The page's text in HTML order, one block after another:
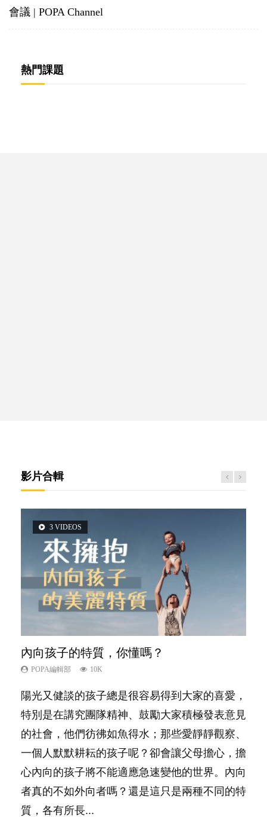
會議 | POPA Channel
熱門課題
影片合輯
3 VIDEOS
內向孩子的特質，你懂嗎？
POPA編輯部 10K
陽光又健談的孩子總是很容易得到大家的喜愛，
特別是在講究團隊精神、鼓勵大家積極發表意見
的社會，他們彷彿如魚得水；那些愛靜靜觀察、
一個人默默耕耘的孩子呢？卻會讓父母擔心，擔
心內向的孩子將不能適應急速變他的世界。內向
者真的不如外向者嗎？還是這只是兩種不同的特
質，各有所長...
5 VIDEOS
夫妻必看！經營婚姻，沒捷徑
POPA編輯部 22.9K
你是不是也曾經以為只要跟相愛的人結婚，就自
然能走到白頭，但生了孩子卻發現事情不如你所
料？ 經營婚姻，不如我們想像的簡單，卻也不
是大家說得那麼難。一起來認識婚姻的真相！...
6 VIDEOS
孩子能力天注定？
POPA編輯部 7.9K
很多父母都希望孩子係個「叻仔叻女」，學業別
太差，日常自理井井有條。這樣的孩子是萬中無
一，還是魚與熊掌，不能兼得？...
6 VIDEOS
愛孩子也別忘了愛自己，父母如何關顧自
己的身心靈？
照顧孩子衣食住行、陪同兒女應對功課測驗，還
要陪玩製造親子時間，尚要處理家中雜項要
務……當父母的，有千百個任務要做。可惜，有
一樣重要至極的，總被遺漏——關注自己的情緒
和心理健康。...
14 VIDEOS
新手父母不用怕
POPA編輯部 16.3K
相信許多人初為人父母，由懷孕開始到孩子呱呱
落地，心中都有數之不盡的問題～這裡一次過集
合我們以往製作過的相關短片。 這段路讓我們
跟你同行～...